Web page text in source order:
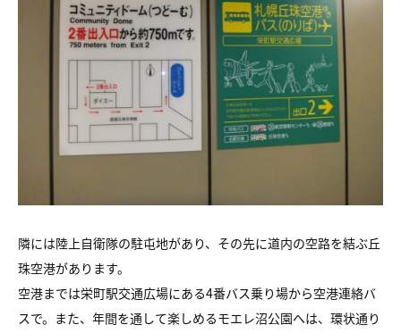
隣には陸上自衛隊の駐屯地があり、その先に道内の空路を結ぶ丘
珠空港があります。
空港までは栄町駅交通広場にある4番バス乗り場から空港連絡バ
スで。また、年間を通して楽しめるモエレ沼公園へは、環状通り